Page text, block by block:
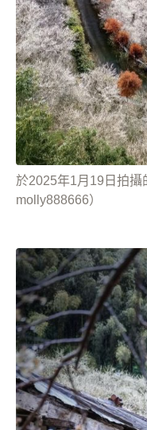
於2025年1月19日拍攝
molly888666）